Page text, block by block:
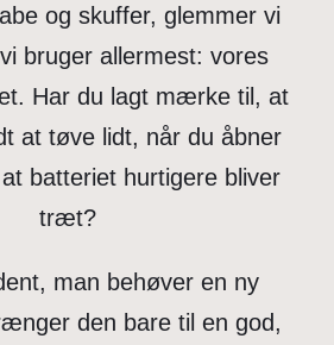
og skuffer, glemmer vi
bruger allermest: vores
Har du lagt mærke til, at
at tøve lidt, når du åbner
batteriet hurtigere bliver
træt?
man behøver en ny
den bare til en god,